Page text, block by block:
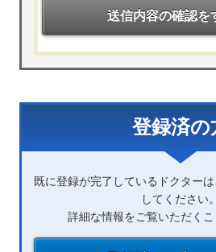
送信内容の確認を
登録済の
既に登録が完了しているドクター
してください。
詳細な情報をご覧いただくこ